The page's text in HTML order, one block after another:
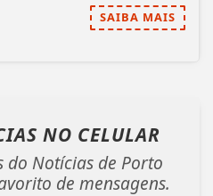
SAIBA MAIS
NO CELULAR
do Notícias de Porto
de mensagens.